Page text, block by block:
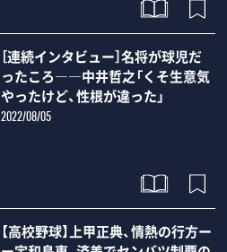
［連続インタビュー］名将が球児だ
ったころ――中井哲之「くそ生意気
やったけど、性根が違った」
2022/08/05
【高校野球】上甲正典、情熱の行方ー